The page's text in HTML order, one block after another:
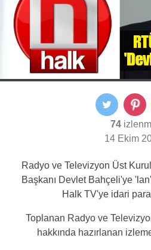
74
14 Ekim
Radyo ve Televizyon Üst
Başkanı Devlet Bahçeli'ye
Halk TV'ye idari
Toplanan Radyo ve
hakkında hazırlanan